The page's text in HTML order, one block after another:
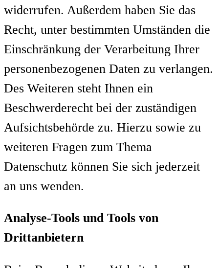
widerrufen. Außerdem haben Sie das
Recht, unter bestimmten Umständen die
Einschränkung der Verarbeitung Ihrer
personenbezogenen Daten zu verlangen.
Des Weiteren steht Ihnen ein
Beschwerderecht bei der zuständigen
Aufsichtsbehörde zu. Hierzu sowie zu
weiteren Fragen zum Thema
Datenschutz können Sie sich jederzeit
an uns wenden.
Analyse-Tools und Tools von
Drittanbietern